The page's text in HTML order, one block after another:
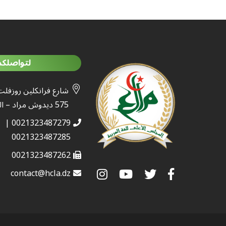
شارع فرانكلين
575 ديدوش مراد – الجزائر
0021323487279 |
0021323487285
0021323487262
contact@hcla.dz